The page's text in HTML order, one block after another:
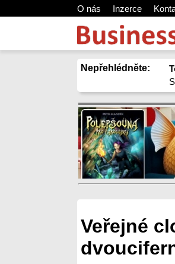
O nás Inzerce
Nepřehlédněte:
Veřejné